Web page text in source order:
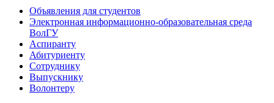
Объявления для студентов
Электронная информационно-образовательная среда
ВолГУ
Аспиранту
Абитуриенту
Сотруднику
Выпускнику
Волонтеру